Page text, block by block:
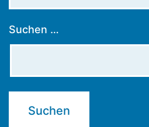
Suchen …